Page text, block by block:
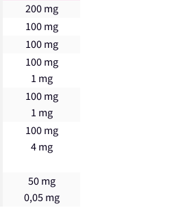
200 mg
100 mg
100 mg
100 mg
1 mg
100 mg
1 mg
100 mg
4 mg
50 mg
0,05 mg